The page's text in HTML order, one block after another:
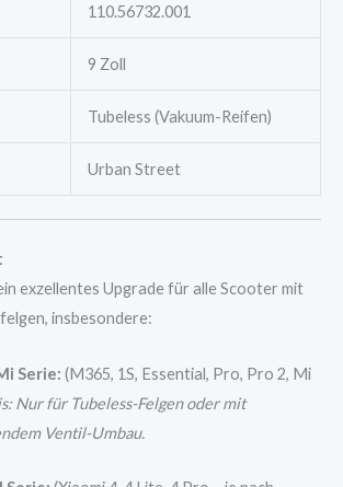
110.56732.001
9 Zoll
Tubeless (Vakuum-Reifen)
Urban Street
exzellentes Upgrade für alle Scooter mit
insbesondere:
Serie: (M365, 1S, Essential, Pro, Pro 2, Mi
Nur für Tubeless-Felgen oder mit
Ventil-Umbau.